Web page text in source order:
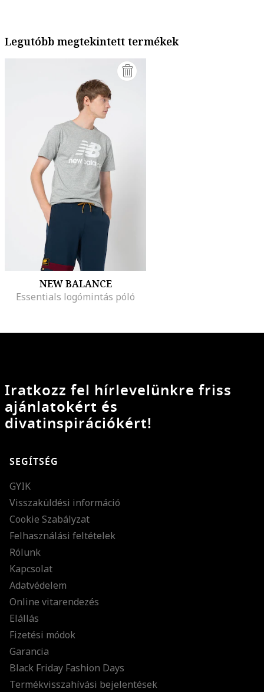
Legutóbb megtekintett termékek
NEW BALANCE
Essentials logómintás póló
Iratkozz fel hírlevelünkre friss
ajánlatokért és
divatinspirációkért!
SEGÍTSÉG
GYIK
Visszaküldési információ
Cookie Szabályzat
Felhasználási feltételek
Rólunk
Kapcsolat
Adatvédelem
Online vitarendezés
Elállás
Fizetési módok
Garancia
Black Friday Fashion Days
Termékvisszahívási bejelentések